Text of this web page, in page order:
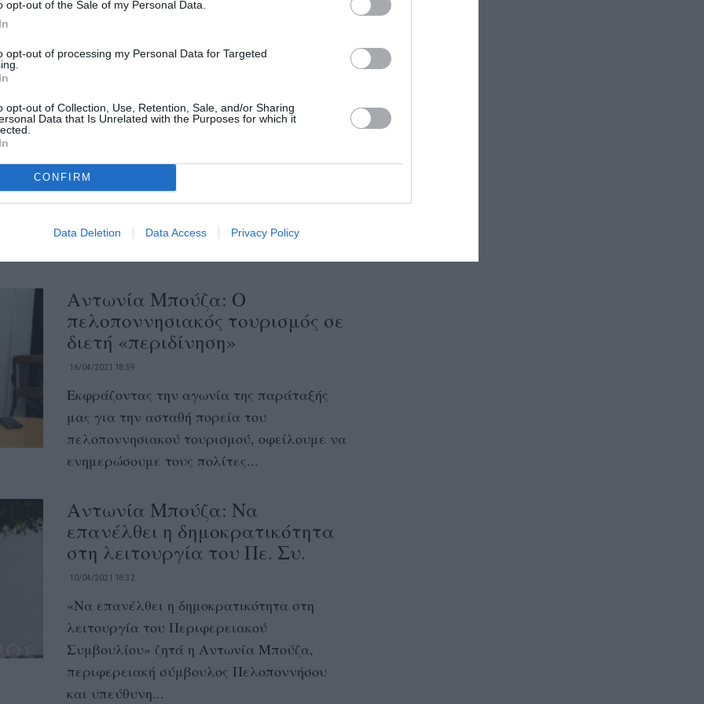
opt-out of the Sale of my Personal Data.
opt-out of processing my Personal Data for Targeted
opt-out of Collection, Use, Retention, Sale, and/or Sharing
Data that Is Unrelated with the Purposes for which it
CONFIRM
Data Deletion Data Access Privacy Policy
περιφερειάρχης Πελοποννήσου κ. Νίκας,
νέων απεντάξεων αναγκαίων
έργων στη Μεσσηνία
Ο ρόλος της Αυτοδιοίκησης στην πατρίδα
μας είναι σαφής και συγκεκριμένος. Είναι
υποστηρικτικός της Περιφερειακής
Αντωνία Μπούζα: Ο
πελοποννησιακός τουρισμός σε
διετή «περιδίνηση»
16/04/2021 18:59
Εκφράζοντας την αγωνία της παράταξής
μας για την ασταθή πορεία του
πελοποννησιακού τουρισμού, οφείλουμε να
ενημερώσουμε τους πολίτες...
Αντωνία Μπούζα: Να
επανέλθει η δημοκρατικότητα
στη λειτουργία του Πε. Συ.
10/04/2021 18:32
«Να επανέλθει η δημοκρατικότητα στη
λειτουργία του Περιφερειακού
Συμβουλίου» ζητά η Αντωνία Μπούζα,
περιφερειακή σύμβουλος Πελοποννήσου
και υπεύθυνη...